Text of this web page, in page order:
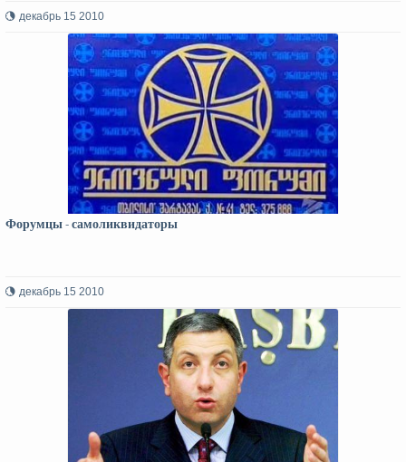
декабрь 15 2010
Форумцы - самоликвидаторы
декабрь 15 2010